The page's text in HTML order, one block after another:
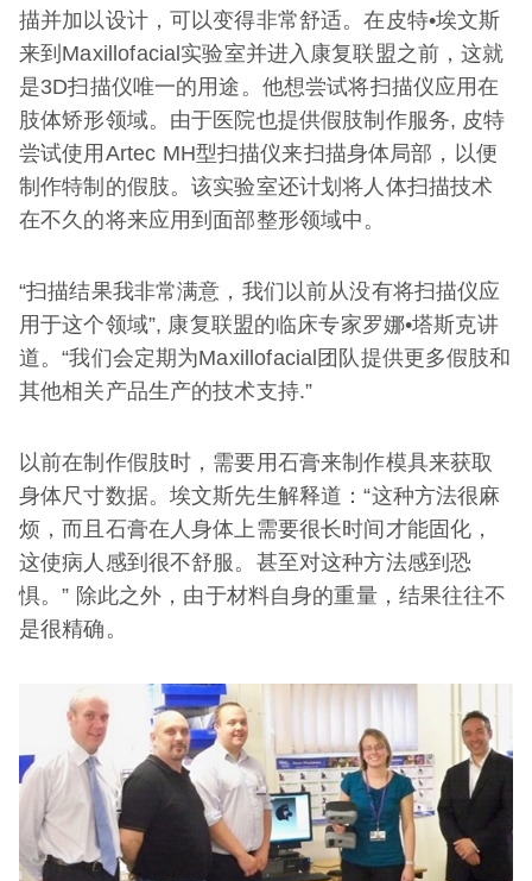
描并加以设计，可以变得非常舒适。在皮特•埃文斯
来到Maxillofacial实验室并进入康复联盟之前，这就
是3D扫描仪唯一的用途。他想尝试将扫描仪应用在
肢体矫形领域。由于医院也提供假肢制作服务, 皮特
尝试使用Artec MH型扫描仪来扫描身体局部，以便
制作特制的假肢。该实验室还计划将人体扫描技术
在不久的将来应用到面部整形领域中。
“扫描结果我非常满意，我们以前从没有将扫描仪应
用于这个领域”, 康复联盟的临床专家罗娜•塔斯克讲
道。“我们会定期为Maxillofacial团队提供更多假肢和
其他相关产品生产的技术支持.”
以前在制作假肢时，需要用石膏来制作模具来获取
身体尺寸数据。埃文斯先生解释道：“这种方法很麻
烦，而且石膏在人身体上需要很长时间才能固化，
这使病人感到很不舒服。甚至对这种方法感到恐
惧。” 除此之外，由于材料自身的重量，结果往往不
是很精确。